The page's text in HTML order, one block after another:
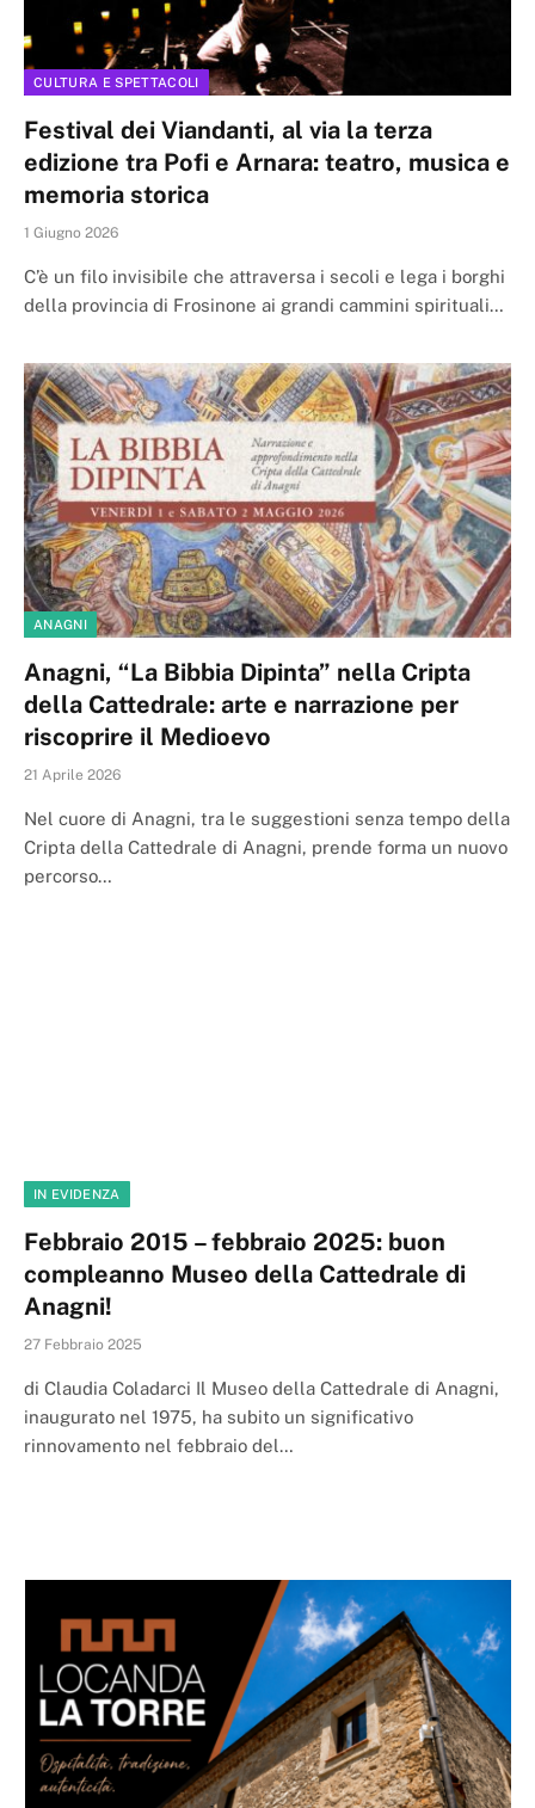
CULTURA E SPETTACOLI
Festival dei Viandanti, al via la terza
edizione tra Pofi e Arnara: teatro, musica e
memoria storica
1 Giugno 2026
C’è un filo invisibile che attraversa i secoli e lega i borghi
della provincia di Frosinone ai grandi cammini spirituali…
ANAGNI
Anagni, “La Bibbia Dipinta” nella Cripta
della Cattedrale: arte e narrazione per
riscoprire il Medioevo
21 Aprile 2026
Nel cuore di Anagni, tra le suggestioni senza tempo della
Cripta della Cattedrale di Anagni, prende forma un nuovo
percorso…
IN EVIDENZA
Febbraio 2015 – febbraio 2025: buon
compleanno Museo della Cattedrale di
Anagni!
27 Febbraio 2025
di Claudia Coladarci Il Museo della Cattedrale di Anagni,
inaugurato nel 1975, ha subito un significativo
rinnovamento nel febbraio del…